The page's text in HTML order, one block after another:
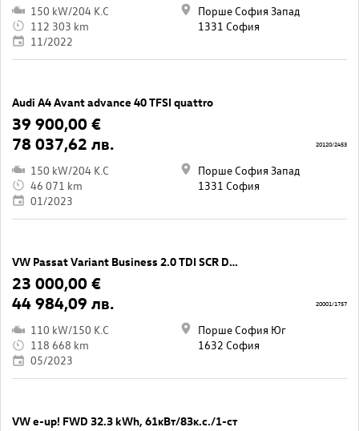
150 kW/204 K.C
112 303 km
11/2022
Порше София Запад
1331 София
Audi A4 Avant advance 40 TFSI quattro
39 900,00 €
78 037,62 лв.
150 kW/204 K.C
46 071 km
01/2023
Порше София Запад
1331 София
20120/2453
VW Passat Variant Business 2.0 TDI SCR DSG
23 000,00 €
44 984,09 лв.
110 kW/150 K.C
118 668 km
05/2023
Порше София Юг
1632 София
20001/1757
VW e-up! FWD 32.3 kWh, 61кВт/83к.с./1-ст